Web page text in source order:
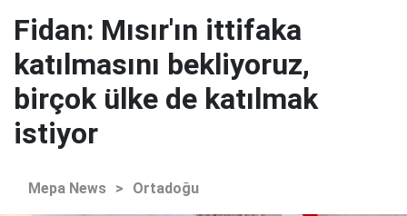
Fidan: Mısır'ın ittifaka
katılmasını bekliyoruz,
birçok ülke de katılmak
istiyor
Mepa News > Ortadoğu